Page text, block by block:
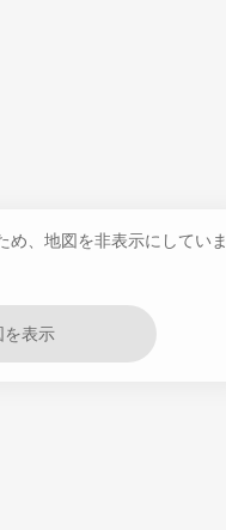
め、地図を非表示にしていま
を表示